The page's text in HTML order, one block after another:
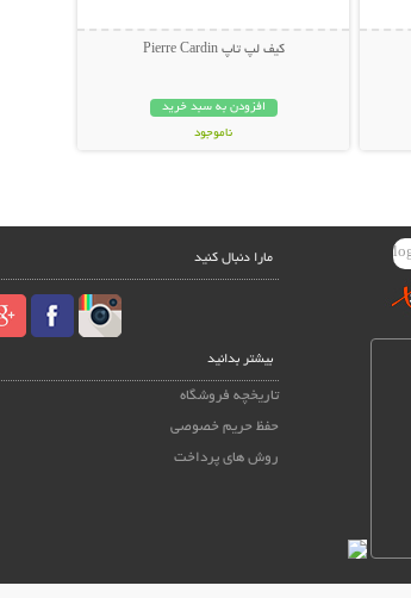
کیف لپ تاپ Pierre Cardin
افزودن به سبد خرید
ناموجود
مارا دنبال کنید
بیشتر بدانید
تاریخچه فروشگاه
حفظ حریم خصوصی
روش های پرداخت